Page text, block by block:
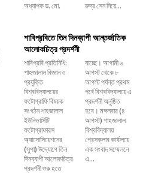
অধ্যাপক ড. মো.
রুদ্র সেন নিয়ে...
শাবিপ্রবিতে তিন দিনব্যাপী আন্তর্জাতিক
আলোকচিত্র প্রদর্শনী
শাবিপ্রবি প্রতিনিধি:
শাহজালাল বিজ্ঞান ও
প্রযুক্তি
বিশ্ববিদ্যালয়ের
ফটোগ্রাফি বিষয়ক
সংগঠন শাহজালাল
ইউনিভার্সিটি
ফটোগ্রাফারস
অ্যাসোসিয়েশনের
(সুপা) উদ্যোগে তিন
দিনব্যাপী আলোকচিত্র
প্রদর্শনী শুরু হতে
যাচ্ছে। আগামী ৬
আগস্ট থেকে ৮
আগস্ট পর্যন্ত প্রথম
পর্বে বিশ্ববিদ্যালয়ে এ
প্রদর্শনী অনুষ্ঠিত
হবে। মঙ্গলবার (৪
আগস্ট) শাহজালাল
বিশ্ববিদ্যালয়
প্রেসক্লাব কার্যালয়ে
এক সংবাদ সম্মেলনে
এ...